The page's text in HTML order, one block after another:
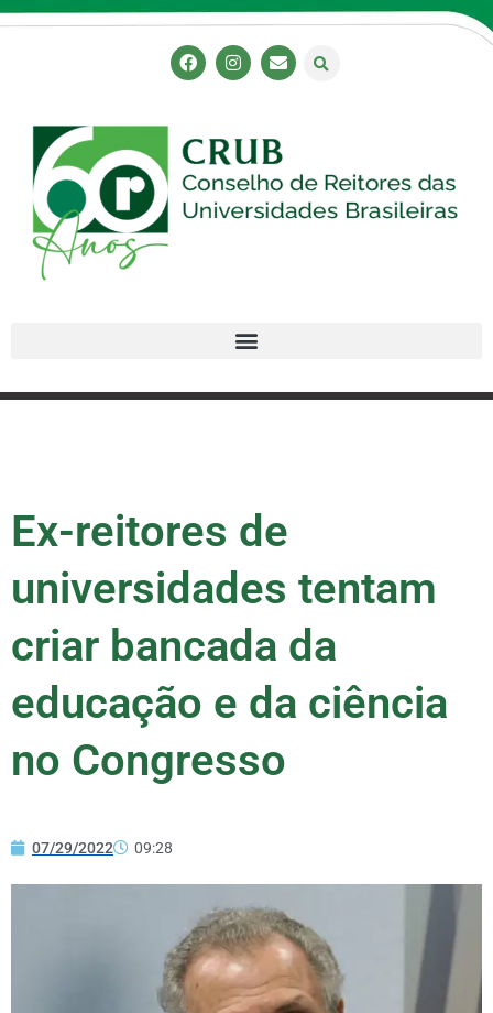
Ex-reitores de
universidades tentam
criar bancada da
educação e da ciência
no Congresso
07/29/2022 09:28